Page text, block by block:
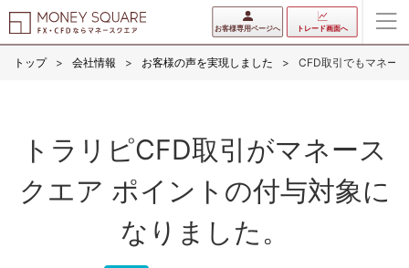
お客様専用ページへ トレード画面へ
トップ 会社情報 お客様の声を実現しました CFD取引でもマネー
トラリピCFD取引がマネース
クエア ポイントの付与対象に
なりました。